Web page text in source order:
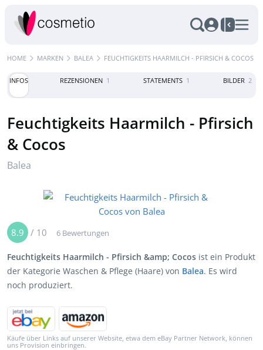
HOME MARKEN BALEA FEUCHTIGKEITS HAARMILCH - PFIRSICH & COCOS
INFOS REZENSIONEN 1 STATEMENTS 1 BILDER 2
Feuchtigkeits Haarmilch - Pfirsich
& Cocos
Balea
8.9 / 10 6 Bewertungen
Feuchtigkeits Haarmilch - Pfirsich &amp; Cocos ist ein Produkt
der Kategorie Waschen & Pflege (Haare) von Balea. Es wird
noch produziert.
Käufe über Links auf unserer Website, etwa dem eBay Partner Network, können
uns Provision einbringen.